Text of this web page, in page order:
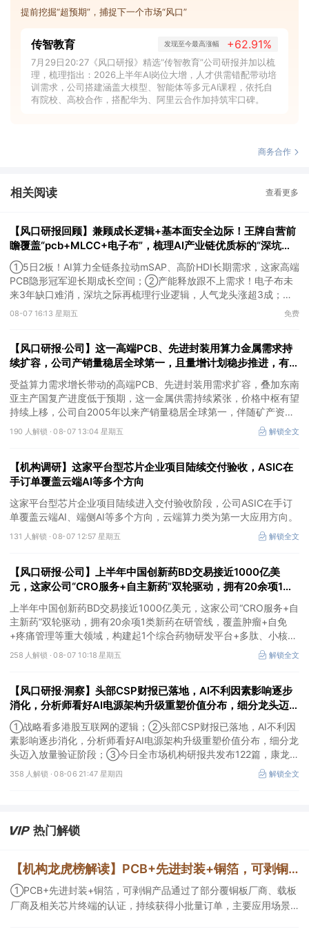
提前挖掘“超预期”，捕捉下一个市场“风口”
传智教育 发现至今最高涨幅 +62.91%
7月29日20:27《风口研报》精选“传智教育”公司研报并加以梳
理，梳理指出：2026上半年AI岗位大增，人才供需错配带动培
训需求，公司搭建涵盖大模型、智能体等多元AI课程，依托自
有院校、高校合作，搭配华为、阿里云合作加持筑牢口碑。
商务合作
相关阅读 查看更多
【风口研报回顾】兼顾成长逻辑+基本面安全边际！王牌自营前
瞻覆盖“pcb+MLCC+电子布”，梳理AI产业链优质标的“深坑起
跳”
①5日2板！AI算力全链条拉动mSAP、高阶HDI长期需求，这家高端
PCB隐形冠军迎长期成长空间；②产能释放跟不上需求！电子布未
来3年缺口难消，深坑之际再梳理行业逻辑，人气龙头涨超3成；
③AI服务器、机器人带动MLCC景气周期持续！这家公司扩产、涨
08-07 16:13 星期五 免费
【风口研报·公司】这一高端PCB、先进封装用算力金属需求持
续扩容，公司产销量稳居全球第一，且量增计划稳步推进，有望
充分受益价格上行
受益算力需求增长带动的高端PCB、先进封装用需求扩容，叠加东南
亚主产国复产进度低于预期，这一金属供需持续紧张，价格中枢有望
持续上移，公司自2005年以来产销量稳居全球第一，伴随矿产资源
产量增长与冶炼产能整合并举，公司市占率有望进一步提升，同时有
望充分受益金属价格上行。
190 人解锁 ·08-07 13:04 星期五 解锁全文
【机构调研】这家平台型芯片企业项目陆续交付验收，ASIC在
手订单覆盖云端AI等多个方向
这家平台型芯片企业项目陆续进入交付验收阶段，公司ASIC在手订
单覆盖云端AI、端侧AI等多个方向，云端算力类为第一大应用方向。
131 人解锁 ·08-07 12:57 星期五 解锁全文
【风口研报·公司】上半年中国创新药BD交易接近1000亿美
元，这家公司“CRO服务+自主新药”双轮驱动，拥有20余项1类
新药在研管线，覆盖肿瘤+自免+疼痛管理等重大领域
上半年中国创新药BD交易接近1000亿美元，这家公司“CRO服务+自
主新药”双轮驱动，拥有20余项1类新药在研管线，覆盖肿瘤+自免
+疼痛管理等重大领域，构建起1个综合药物研发平台+多肽、小核
酸、CGT、小分子4个创新技术平台，创新转型成果正逐步兑现。
258 人解锁 ·08-07 10:18 星期五 解锁全文
【风口研报·洞察】头部CSP财报已落地，AI不利因素影响逐步
消化，分析师看好AI电源架构升级重塑价值分布，细分龙头迈入
放量验证阶段；战略看多港股互联网的逻辑
①战略看多港股互联网的逻辑；②头部CSP财报已落地，AI不利因
素影响逐步消化，分析师看好AI电源架构升级重塑价值分布，细分龙
头迈入放量验证阶段；③今日全市场机构研报共发布122篇，康龙化
成、江淮汽车评级得到上调，9家公司获得首度覆盖，其中乔锋智能
获新财富分析师深度覆盖；④在个股机构关注度排行中，华峰化学
358 人解锁 ·08-06 21:47 星期四 解锁全文
热门解锁
【机构龙虎榜解读】PCB+先进封装+铜箔，可剥铜产品通过了部分覆铜板厂商、载板厂商及相关芯片终端的认证，持续获得小批量订单，主要应用场景包括芯片封装光模块用PCB，机构大额净买入这家公司
①PCB+先进封装+铜箔，可剥铜产品通过了部分覆铜板厂商、载板
厂商及相关芯片终端的认证，持续获得小批量订单，主要应用场景